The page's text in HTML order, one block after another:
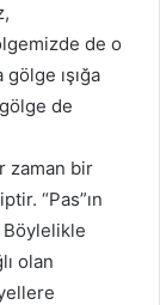
de o
ışığa
de
zaman bir
“Pas”ın
Böylelikle
olan